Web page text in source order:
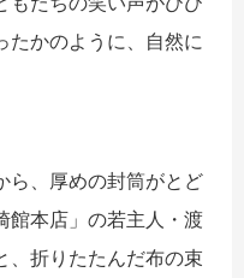
たかのように、自然に
、厚めの封筒がとど
館本店」の若主人・渡
、折りたたんだ布の束